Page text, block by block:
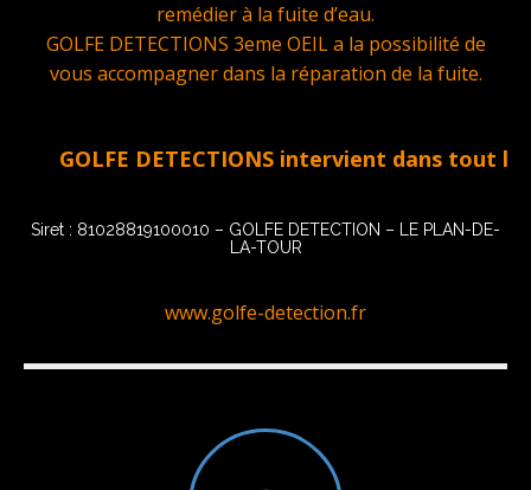
remédier à la fuite d’eau.
GOLFE DETECTIONS 3eme OEIL a la possibilité de
vous accompagner dans la réparation de la fuite.
GOLFE DETECTIONS intervient dans tout le
Siret : 81028819100010 – GOLFE DETECTION – LE PLAN-DE-
LA-TOUR
www.golfe-detection.fr